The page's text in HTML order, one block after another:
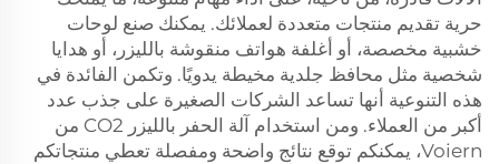
حرية تقديم منتجات متعددة لعملائك. يمكنك صنع لوحات
خشبية مخصصة، أو أغلفة هواتف منقوشة بالليزر، أو هدايا
شخصية مثل محافظ جلدية مخيطة يدويًا. وتكمن الفائدة في
هذه التنوعية أنها تساعد الشركات الصغيرة على جذب عدد
أكبر من العملاء. ومن استخدام آلة الحفر بالليزر CO2 من
Voiern، يمكنكم توقع نتائج واضحة ومفصلة تعطي منتجاتكم